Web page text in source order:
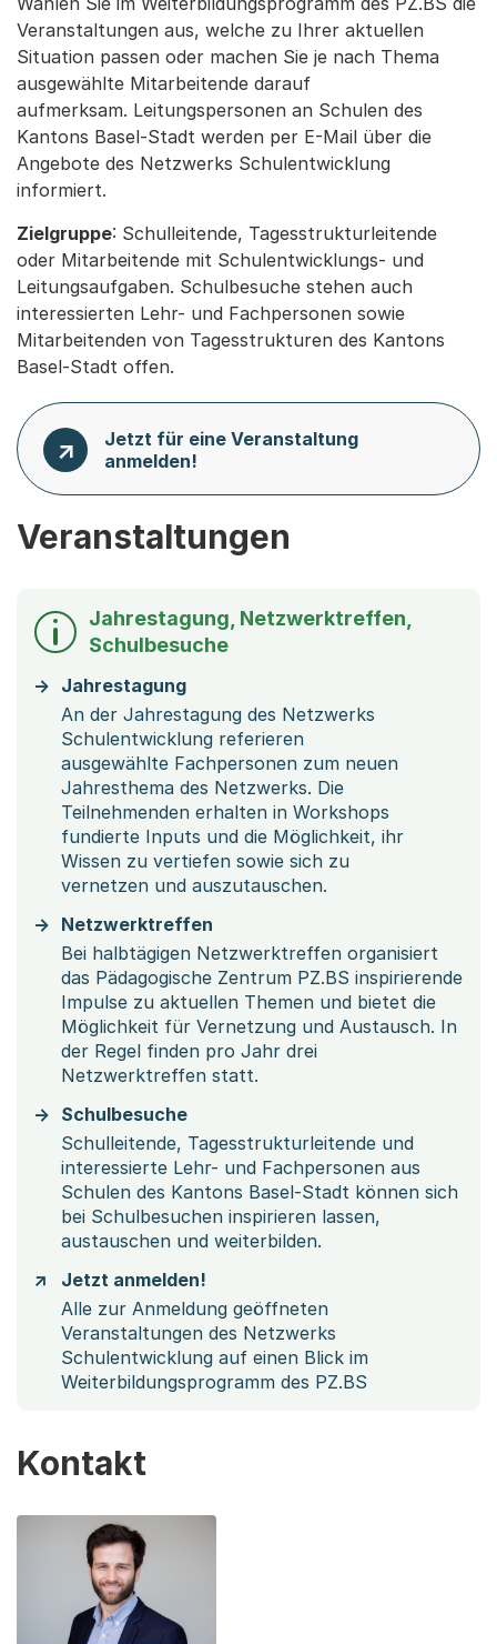
Veranstaltungen aus, welche zu Ihrer aktuellen
Situation passen oder machen Sie je nach Thema
ausgewählte Mitarbeitende darauf
aufmerksam. Leitungspersonen an Schulen des
Kantons Basel-Stadt werden per E-Mail über die
Angebote des Netzwerks Schulentwicklung
informiert.
Zielgruppe: Schulleitende, Tagesstrukturleitende
oder Mitarbeitende mit Schulentwicklungs- und
Leitungsaufgaben. Schulbesuche stehen auch
interessierten Lehr- und Fachpersonen sowie
Mitarbeitenden von Tagesstrukturen des Kantons
Basel-Stadt offen.
Jetzt für eine Veranstaltung
anmelden!
Veranstaltungen
Jahrestagung, Netzwerktreffen,
Schulbesuche
Jahrestagung
An der Jahrestagung des Netzwerks
Schulentwicklung referieren
ausgewählte Fachpersonen zum neuen
Jahresthema des Netzwerks. Die
Teilnehmenden erhalten in Workshops
fundierte Inputs und die Möglichkeit, ihr
Wissen zu vertiefen sowie sich zu
vernetzen und auszutauschen.
Netzwerktreffen
Bei halbtägigen Netzwerktreffen organisiert
das Pädagogische Zentrum PZ.BS inspirierende
Impulse zu aktuellen Themen und bietet die
Möglichkeit für Vernetzung und Austausch. In
der Regel finden pro Jahr drei
Netzwerktreffen statt.
Schulbesuche
Schulleitende, Tagesstrukturleitende und
interessierte Lehr- und Fachpersonen aus
Schulen des Kantons Basel-Stadt können sich
bei Schulbesuchen inspirieren lassen,
austauschen und weiterbilden.
Jetzt anmelden!
Alle zur Anmeldung geöffneten
Veranstaltungen des Netzwerks
Schulentwicklung auf einen Blick im
Weiterbildungsprogramm des PZ.BS
Kontakt